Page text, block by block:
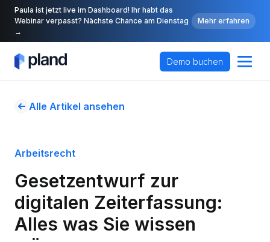
Paula ist jetzt live im Dashboard! Ihr habt das
Webinar verpasst? Nächste Chance am Dienstag
→
Mehr erfahren
Demo buchen
Alle Artikel ansehen
Arbeitsrecht
Gesetzentwurf zur
digitalen Zeiterfassung:
Alles was Sie wissen